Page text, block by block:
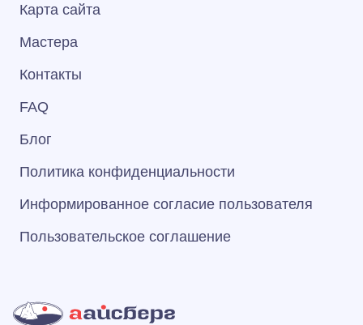
Карта сайта
Мастера
Контакты
FAQ
Блог
Политика конфиденциальности
Информированное согласие пользователя
Пользовательское соглашение